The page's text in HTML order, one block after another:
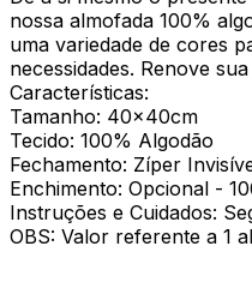
nossa almofada 100%
uma variedade de cores
necessidades. Renove
Características:
Tamanho: 40x40cm
Tecido: 100% Algodão
Fechamento: Zíper
Enchimento: Opcional -
Instruções e Cuidados:
OBS: Valor referente a 1